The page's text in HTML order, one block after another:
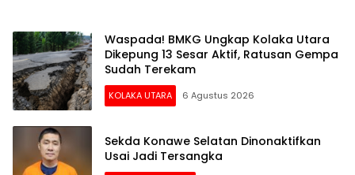
Waspada! BMKG Ungkap Kolaka Utara
Dikepung 13 Sesar Aktif, Ratusan Gempa
Sudah Terekam
KOLAKA UTARA 6 Agustus 2026
Sekda Konawe Selatan Dinonaktifkan
Usai Jadi Tersangka